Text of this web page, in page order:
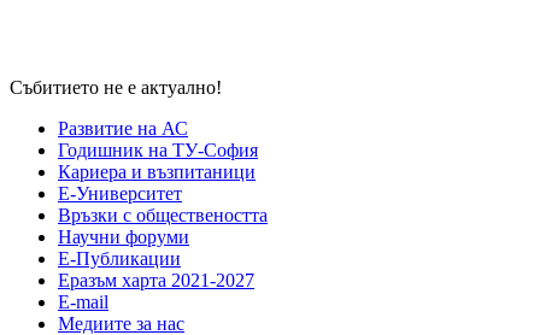
Събитието не е актуално!
Развитие на АС
Годишник на ТУ-София
Кариера и възпитаници
Е-Университет
Връзки с обществеността
Научни форуми
Е-Публикации
Еразъм харта 2021-2027
E-mail
Медиите за нас